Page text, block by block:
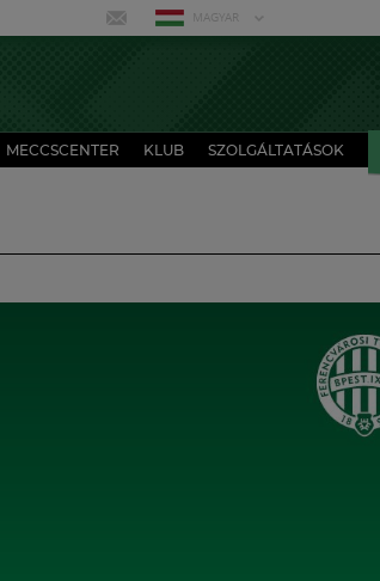
MAGYAR
MECCSCENTER KLUB SZOLGÁLTATÁSOK